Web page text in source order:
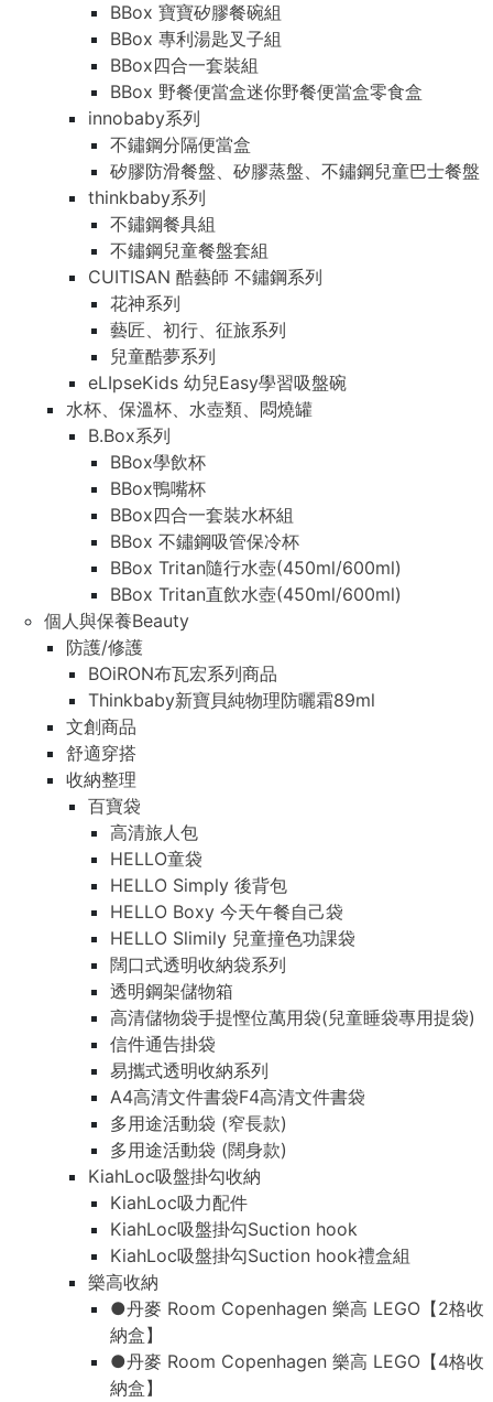
BBox 寶寶矽膠餐碗組
BBox 專利湯匙叉子組
BBox四合一套裝組
BBox 野餐便當盒迷你野餐便當盒零食盒
innobaby系列
不鏽鋼分隔便當盒
矽膠防滑餐盤、矽膠蒸盤、不鏽鋼兒童巴士餐盤
thinkbaby系列
不鏽鋼餐具組
不鏽鋼兒童餐盤套組
CUITISAN 酷藝師 不鏽鋼系列
花神系列
藝匠、初行、征旅系列
兒童酷夢系列
eLIpseKids 幼兒Easy學習吸盤碗
水杯、保溫杯、水壺類、悶燒罐
B.Box系列
BBox學飲杯
BBox鴨嘴杯
BBox四合一套裝水杯組
BBox 不鏽鋼吸管保冷杯
BBox Tritan隨行水壺(450ml/600ml)
BBox Tritan直飲水壺(450ml/600ml)
個人與保養Beauty
防護/修護
BOiRON布瓦宏系列商品
Thinkbaby新寶貝純物理防曬霜89ml
文創商品
舒適穿搭
收納整理
百寶袋
高清旅人包
HELLO童袋
HELLO Simply 後背包
HELLO Boxy 今天午餐自己袋
HELLO Slimily 兒童撞色功課袋
闊口式透明收納袋系列
透明鋼架儲物箱
高清儲物袋手提慳位萬用袋(兒童睡袋專用提袋)
信件通告掛袋
易攜式透明收納系列
A4高清文件書袋F4高清文件書袋
多用途活動袋 (窄長款)
多用途活動袋 (闊身款)
KiahLoc吸盤掛勾收納
KiahLoc吸力配件
KiahLoc吸盤掛勾Suction hook
KiahLoc吸盤掛勾Suction hook禮盒組
樂高收納
●丹麥 Room Copenhagen 樂高 LEGO【2格收
納盒】
●丹麥 Room Copenhagen 樂高 LEGO【4格收
納盒】